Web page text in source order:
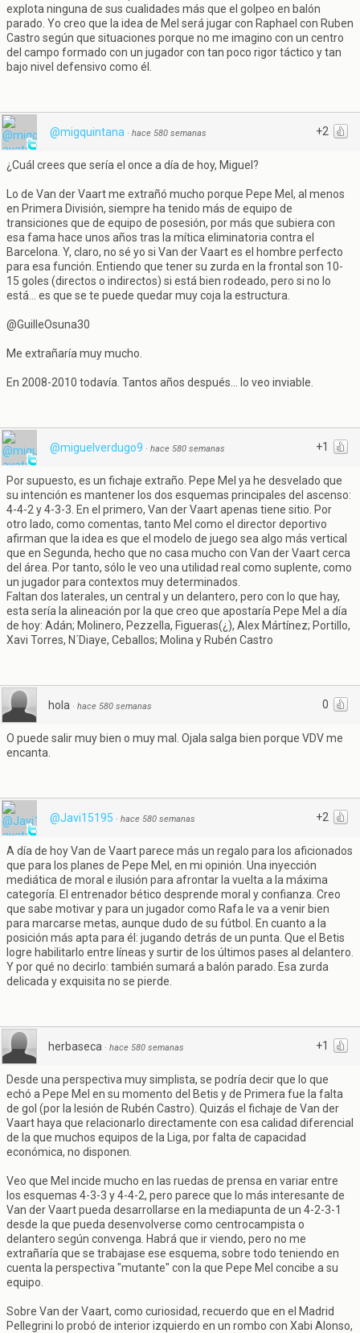
explota ninguna de sus cualidades más que el golpeo en balón
parado. Yo creo que la idea de Mel será jugar con Raphael con Ruben
Castro según que situaciones porque no me imagino con un centro
del campo formado con un jugador con tan poco rigor táctico y tan
bajo nivel defensivo como él.
+2
@migquintana · hace 580 semanas
¿Cuál crees que sería el once a día de hoy, Miguel?
Lo de Van der Vaart me extrañó mucho porque Pepe Mel, al menos
en Primera División, siempre ha tenido más de equipo de
transiciones que de equipo de posesión, por más que subiera con
esa fama hace unos años tras la mítica eliminatoria contra el
Barcelona. Y, claro, no sé yo si Van der Vaart es el hombre perfecto
para esa función. Entiendo que tener su zurda en la frontal son 10-
15 goles (directos o indirectos) si está bien rodeado, pero si no lo
está... es que se te puede quedar muy coja la estructura.
@GuilleOsuna30
Me extrañaría muy mucho.
En 2008-2010 todavía. Tantos años después... lo veo inviable.
+1
@miguelverdugo9 · hace 580 semanas
Por supuesto, es un fichaje extraño. Pepe Mel ya he desvelado que
su intención es mantener los dos esquemas principales del ascenso:
4-4-2 y 4-3-3. En el primero, Van der Vaart apenas tiene sitio. Por
otro lado, como comentas, tanto Mel como el director deportivo
afirman que la idea es que el modelo de juego sea algo más vertical
que en Segunda, hecho que no casa mucho con Van der Vaart cerca
del área. Por tanto, sólo le veo una utilidad real como suplente, como
un jugador para contextos muy determinados.
Faltan dos laterales, un central y un delantero, pero con lo que hay,
esta sería la alineación por la que creo que apostaría Pepe Mel a día
de hoy: Adán; Molinero, Pezzella, Figueras(¿), Alex Mártínez; Portillo,
Xavi Torres, N´Diaye, Ceballos; Molina y Rubén Castro
0
hola · hace 580 semanas
O puede salir muy bien o muy mal. Ojala salga bien porque VDV me
encanta.
+2
@Javi15195 · hace 580 semanas
A día de hoy Van de Vaart parece más un regalo para los aficionados
que para los planes de Pepe Mel, en mi opinión. Una inyección
mediática de moral e ilusión para afrontar la vuelta a la máxima
categoría. El entrenador bético desprende moral y confianza. Creo
que sabe motivar y para un jugador como Rafa le va a venir bien
para marcarse metas, aunque dudo de su fútbol. En cuanto a la
posición más apta para él: jugando detrás de un punta. Que el Betis
logre habilitarlo entre líneas y surtir de los últimos pases al delantero.
Y por qué no decirlo: también sumará a balón parado. Esa zurda
delicada y exquisita no se pierde.
+1
herbaseca · hace 580 semanas
Desde una perspectiva muy simplista, se podría decir que lo que
echó a Pepe Mel en su momento del Betis y de Primera fue la falta
de gol (por la lesión de Rubén Castro). Quizás el fichaje de Van der
Vaart haya que relacionarlo directamente con esa calidad diferencial
de la que muchos equipos de la Liga, por falta de capacidad
económica, no disponen.
Veo que Mel incide mucho en las ruedas de prensa en variar entre
los esquemas 4-3-3 y 4-4-2, pero parece que lo más interesante de
Van der Vaart pueda desarrollarse en la mediapunta de un 4-2-3-1
desde la que pueda desenvolverse como centrocampista o
delantero según convenga. Habrá que ir viendo, pero no me
extrañaría que se trabajase ese esquema, sobre todo teniendo en
cuenta la perspectiva "mutante" con la que Pepe Mel concibe a su
equipo.
Sobre Van der Vaart, como curiosidad, recuerdo que en el Madrid
Pellegrini lo probó de interior izquierdo en un rombo con Xabi Alonso,